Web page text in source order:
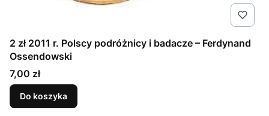
2 zł 2011 r. Polscy podróżnicy i badacze – Ferdynand
Ossendowski
Cena
7,00 zł
Do koszyka